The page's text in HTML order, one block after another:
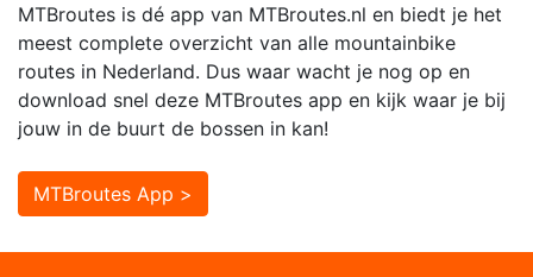
MTBroutes is dé app van MTBroutes.nl en biedt je het
meest complete overzicht van alle mountainbike
routes in Nederland. Dus waar wacht je nog op en
download snel deze MTBroutes app en kijk waar je bij
jouw in de buurt de bossen in kan!
MTBroutes App >